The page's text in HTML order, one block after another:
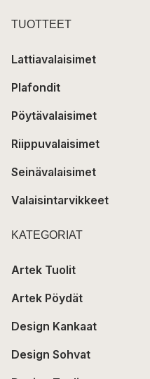
TUOTTEET
Lattiavalaisimet
Plafondit
Pöytävalaisimet
Riippuvalaisimet
Seinävalaisimet
Valaisintarvikkeet
KATEGORIAT
Artek Tuolit
Artek Pöydät
Design Kankaat
Design Sohvat